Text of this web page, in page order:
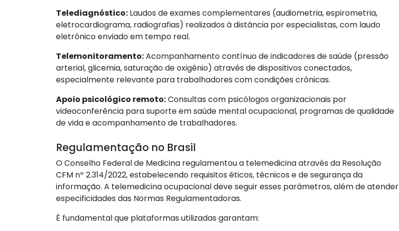
Telediagnóstico: Laudos de exames complementares (audiometria, espirometria,
eletrocardiograma, radiografias) realizados à distância por especialistas, com laudo
eletrônico enviado em tempo real.
Telemonitoramento:Acompanhamento contínuo de indicadores de saúde (pressão
arterial, glicemia, saturação de oxigênio) através de dispositivos conectados,
especialmente relevante para trabalhadores com condições crônicas.
Apoio psicológico remoto:Consultas com psicólogos organizacionais por
videoconferência para suporte em saúde mental ocupacional, programas de qualidade
de vida e acompanhamento de trabalhadores.
Regulamentação no Brasil
O Conselho Federal de Medicina regulamentou a telemedicina através da Resolução
CFM nº 2.314/2022, estabelecendo requisitos éticos, técnicos e de segurança da
informação. A telemedicina ocupacional deve seguir esses parâmetros, além de atender
especificidades das Normas Regulamentadoras.
É fundamental que plataformas utilizadas garantam: